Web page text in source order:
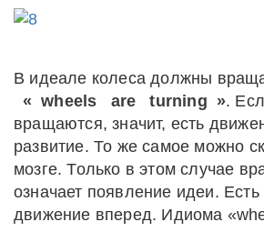
В идеале колеса должны
« wheels are turning ».
вращаются, значит, есть
развитие. То же самое можно
мозге. Только в этом случае
означает появление идеи. Есть
движение вперед. Идиома